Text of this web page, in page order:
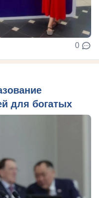
0
для богатых